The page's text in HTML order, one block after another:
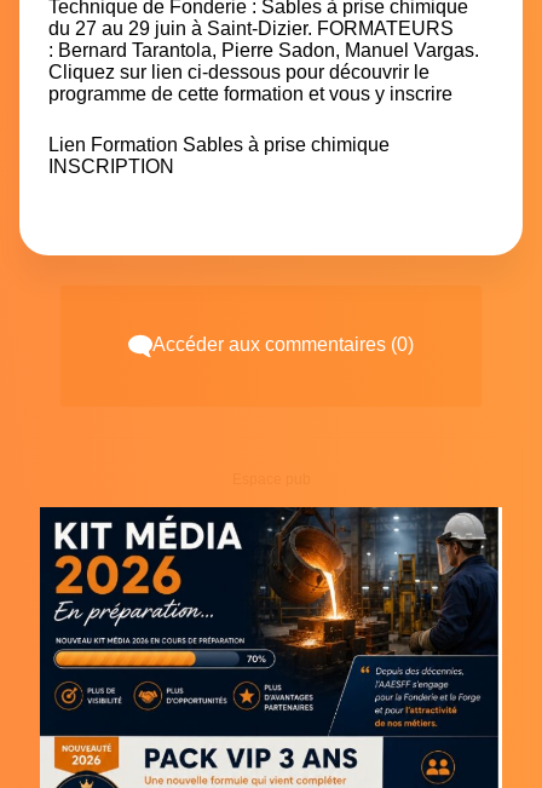
Technique de Fonderie : Sables à prise chimique
du 27 au 29 juin à Saint-Dizier. FORMATEURS
: Bernard Tarantola, Pierre Sadon, Manuel Vargas.
Cliquez sur lien ci-dessous pour découvrir le
programme de cette formation et vous y inscrire
Lien Formation Sables à prise chimique
INSCRIPTION
Accéder aux commentaires (0)